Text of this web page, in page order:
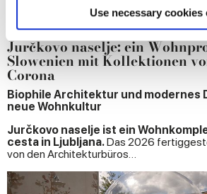
Find out more about how your
and set your preferences in the
We use cookies to personalise content
provide social media features and to
We also share information about your
our social media, advertising and
may combine it with other information
provided to them or that they’ve
Use necessary cookies
Wohnkomplex
Jurčkovo naselje: ein
Slowenien mit Kollektionen
Corona
Biophile Architektur und modernes
neue Wohnkultur
Jurčkovo naselje ist ein
cesta in Ljubljana.Das 2026
von den Architekturbüros…